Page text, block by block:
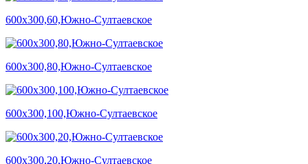
600х300,60,Южно-Султаевское
600х300,80,Южно-Султаевское
600х300,100,Южно-Султаевское
600х300,20,Южно-Султаевское